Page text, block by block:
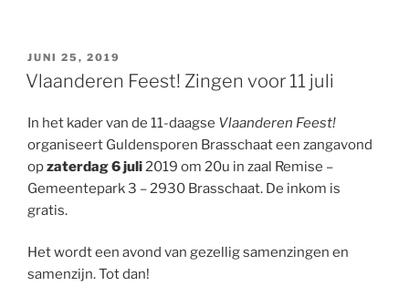
GEPLAATST
OP
JUNI 25, 2019
Vlaanderen Feest! Zingen voor 11 juli
In het kader van de 11-daagse Vlaanderen Feest!
organiseert Guldensporen Brasschaat een zangavond
opzaterdag 6 juli2019 om 20u in zaal Remise –
Gemeentepark 3 – 2930 Brasschaat. De inkom is
gratis.
Het wordt een avond van gezellig samenzingen en
samenzijn. Tot dan!